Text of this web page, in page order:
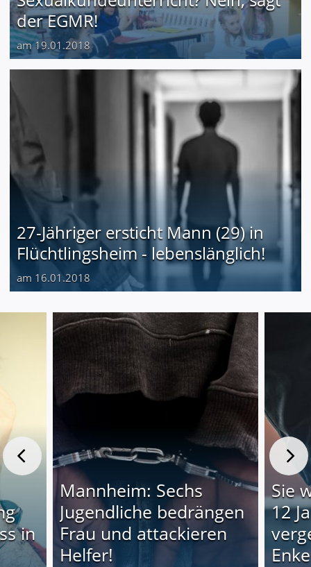
der EGMR!
am 19.01.2018
27-Jähriger ersticht Mann (29) in
Flüchtlingsheim - lebenslänglich!
am 16.01.2018
in
Mannheim: Sechs
Jugendliche bedrängen
Frau und attackieren
Helfer!
Sie
12